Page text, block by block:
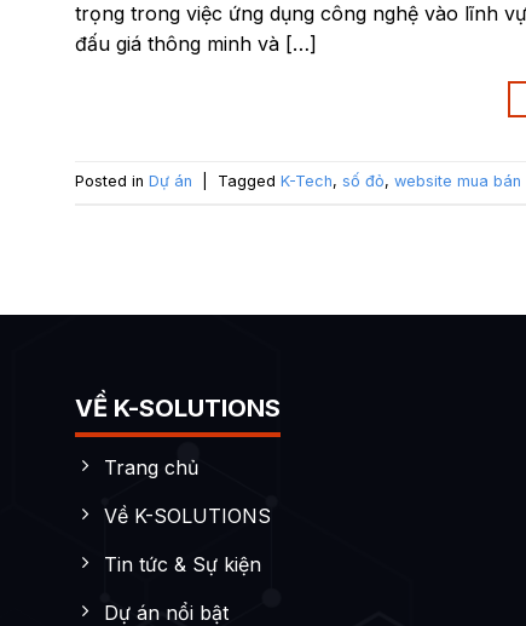
trọng trong việc ứng dụng công nghệ vào lĩnh
đấu giá thông minh và […]
Posted in Dự án Tagged K-Tech, số đỏ, website mua
VỀ K-SOLUTIONS
Trang chủ
Về K-SOLUTIONS
Tin tức & Sự kiện
Dự án nổi bật